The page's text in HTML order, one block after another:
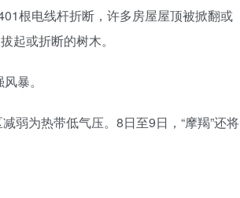
根电线杆折断，许多房屋屋顶被掀翻或
起或折断的树木。
暴。
弱为热带低气压。8日至9日，“摩羯”还将